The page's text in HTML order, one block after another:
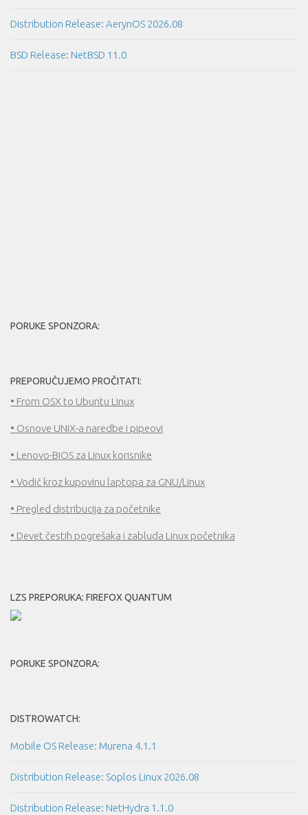
Distribution Release: AerynOS 2026.08
BSD Release: NetBSD 11.0
PORUKE SPONZORA:
PREPORUČUJEMO PROČITATI:
• From OSX to Ubuntu Linux
• Osnove UNIX-a naredbe i pipeovi
• Lenovo-BIOS za Linux korisnike
• Vodič kroz kupovinu laptopa za GNU/Linux
• Pregled distribucija za početnike
• Devet čestih pogrešaka i zabluda Linux početnika
LZS PREPORUKA: FIREFOX QUANTUM
PORUKE SPONZORA:
DISTROWATCH:
Mobile OS Release: Murena 4.1.1
Distribution Release: Soplos Linux 2026.08
Distribution Release: NetHydra 1.1.0